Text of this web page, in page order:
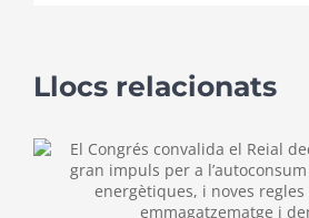
Llocs relacionats